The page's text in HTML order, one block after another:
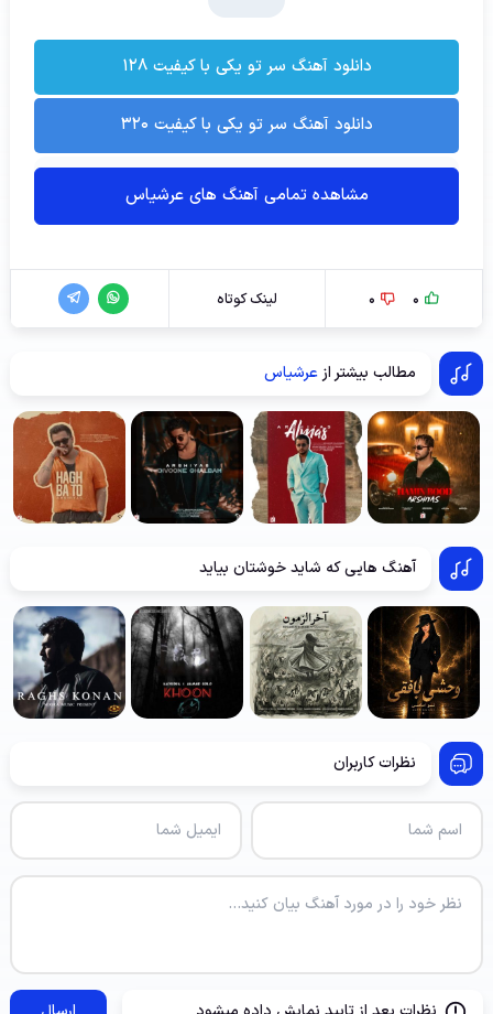
دانلود آهنگ سر تو یکی با کیفیت ۱۲۸
دانلود آهنگ سر تو یکی با کیفیت ۳۲۰
مشاهده تمامی آهنگ های عرشیاس
0
0 لینک کوتاه
مطالب بیشتر ازعرشیاس
آهنگ هایی که شاید خوشتان بیاید
نظرات کاربران